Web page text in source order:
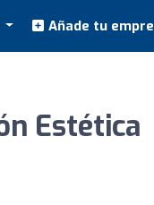
Añade tu
Estética